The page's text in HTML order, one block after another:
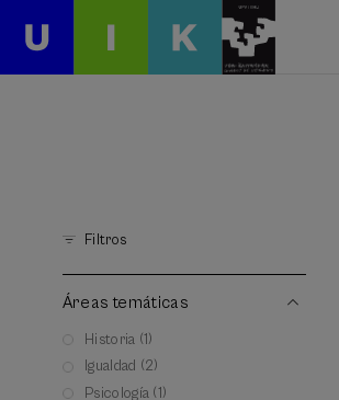
Filtros
Áreas temáticas
Historia (1)
Igualdad (2)
Psicología (1)